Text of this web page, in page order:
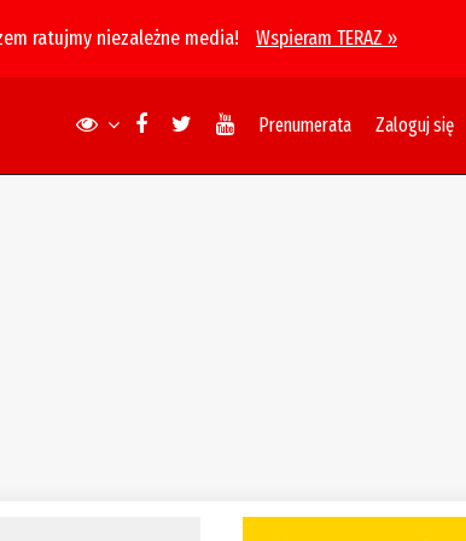
ratujmy niezależne media! Wspieram TERAZ »
Prenumerata Zaloguj się